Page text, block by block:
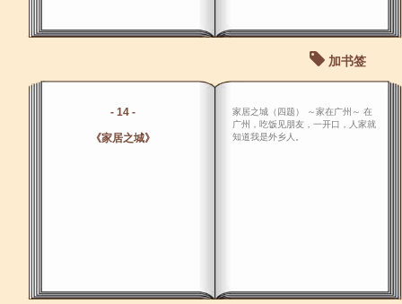
加书签
- 14 -
《家居之城》
家居之城（四题） ～家在广州～ 在
广州，吃饭见朋友，一开口，人家就
知道我是外乡人。